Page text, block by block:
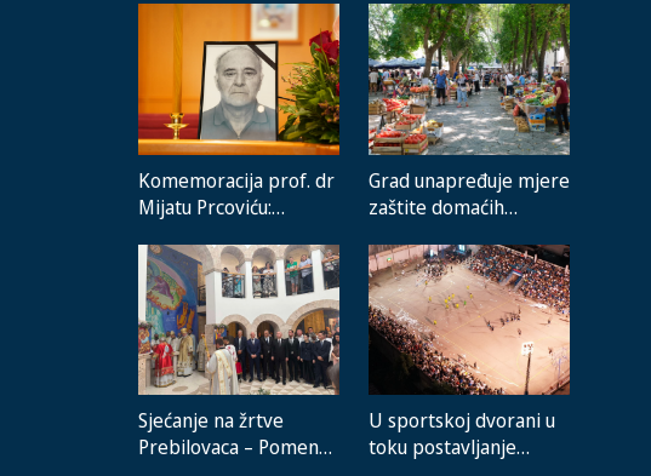
Komemoracija prof. dr
Mijatu Prcoviću:
stručnjaka i čovjeka
koji je Trebinje nosio u
srcu
Grad unapređuje mjere
zaštite domaćih
gradske pijace
Sjećanje na žrtve
Prebilovaca – Pomenu
U sportskoj dvorani u
toku postavljanje